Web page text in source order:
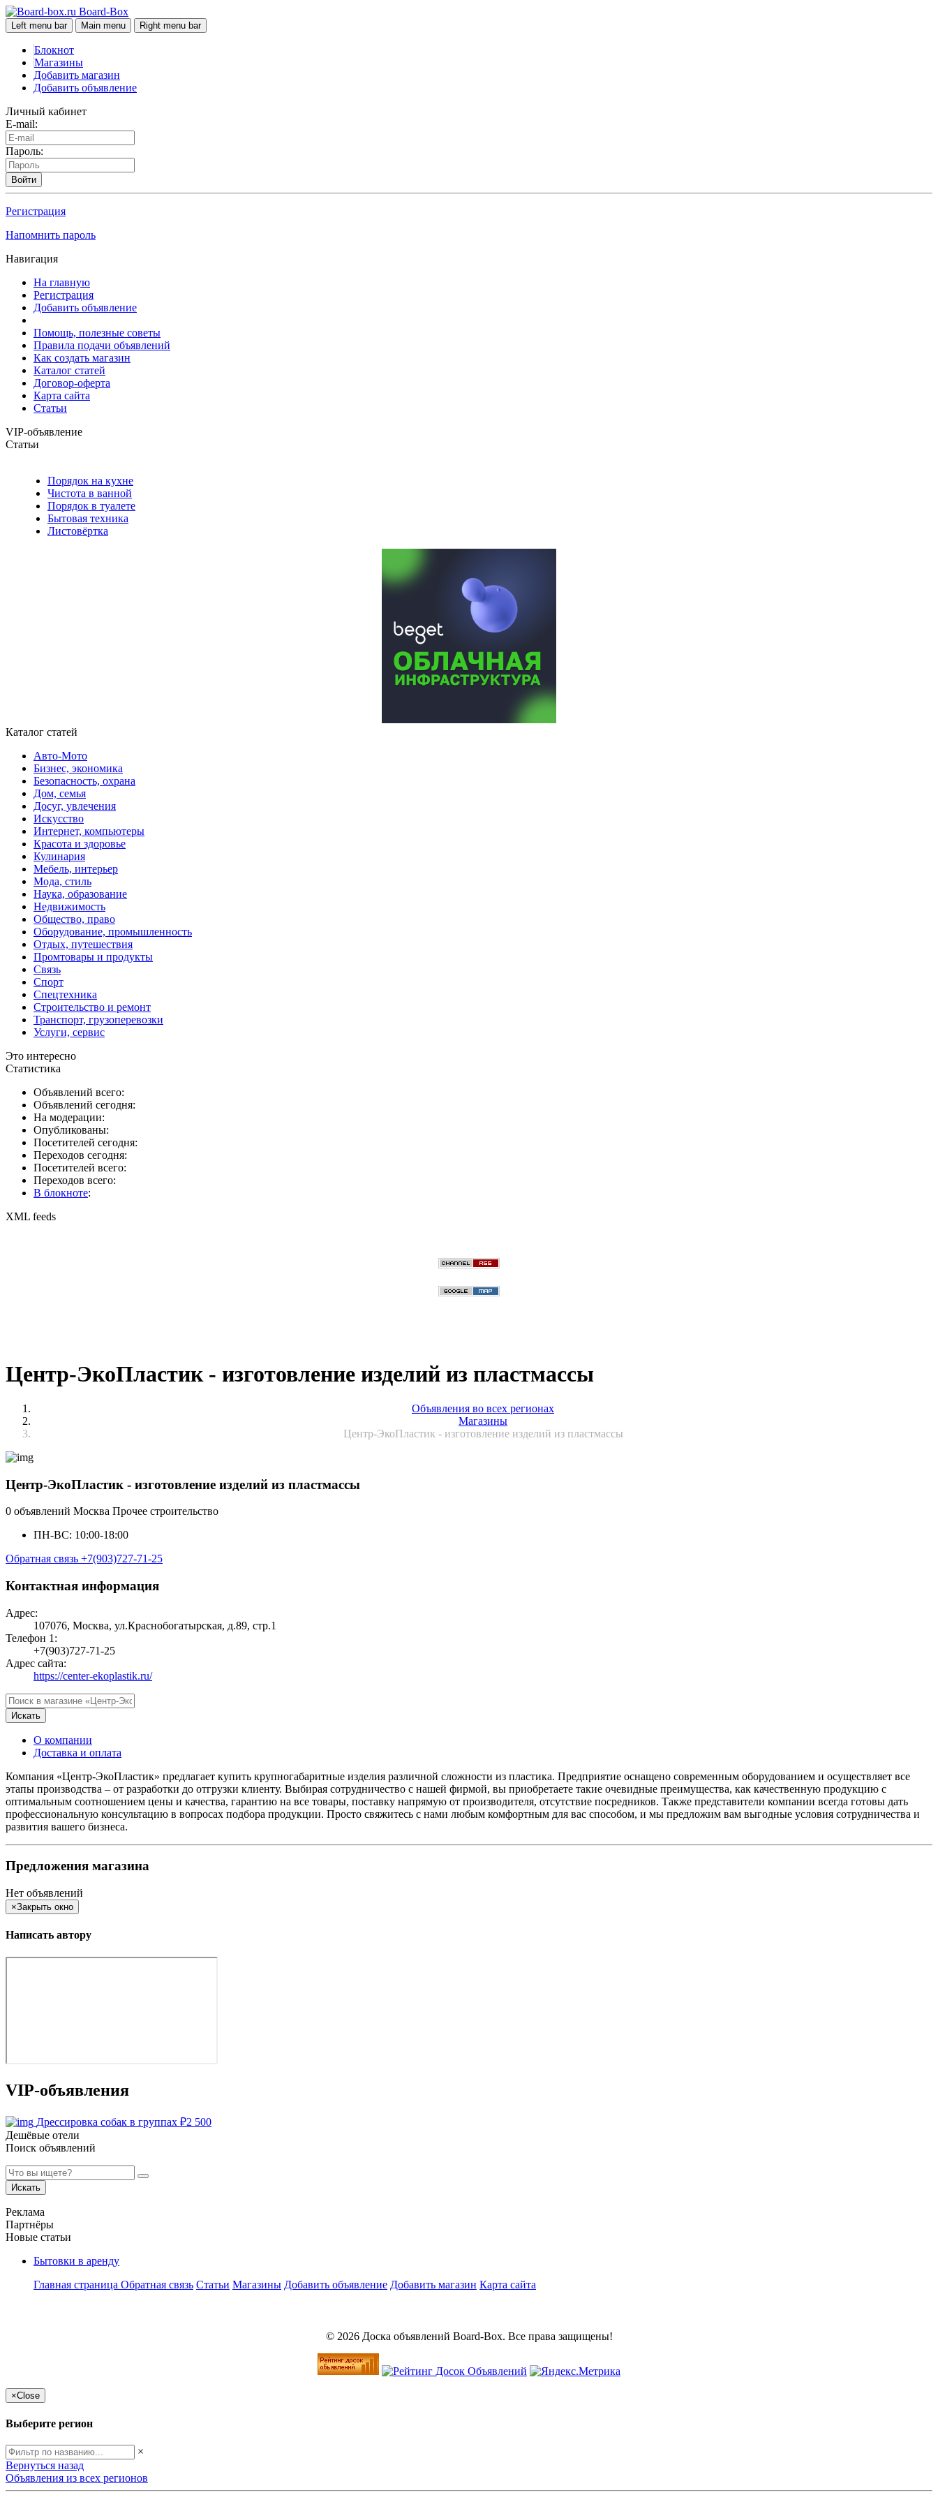
Board-Box
Left menu bar Main menu Right menu bar
Блокнот
Магазины
Добавить магазин
Добавить объявление
Личный кабинет
E-mail:
Пароль:
Войти
Регистрация
Напомнить пароль
Навигация
На главную
Регистрация
Добавить объявление
Помощь, полезные советы
Правила подачи объявлений
Как создать магазин
Каталог статей
Договор-оферта
Карта сайта
Статьи
VIP-объявление
Статьи
Порядок на кухне
Чистота в ванной
Порядок в туалете
Бытовая техника
Листовёртка
Каталог статей
Авто-Мото
Бизнес, экономика
Безопасность, охрана
Дом, семья
Досуг, увлечения
Искусство
Интернет, компьютеры
Красота и здоровье
Кулинария
Мебель, интерьер
Мода, стиль
Наука, образование
Недвижимость
Общество, право
Оборудование, промышленность
Отдых, путешествия
Промтовары и продукты
Связь
Спорт
Спецтехника
Строительство и ремонт
Транспорт, грузоперевозки
Услуги, сервис
Это интересно
Статистика
Объявлений всего:
Объявлений сегодня:
На модерации:
Опубликованы:
Посетителей сегодня:
Переходов сегодня:
Посетителей всего:
Переходов всего:
В блокноте:
XML feeds
Центр-ЭкоПластик - изготовление изделий из пластмассы
Объявления во всех регионах
Магазины
Центр-ЭкоПластик - изготовление изделий из пластмассы
Центр-ЭкоПластик - изготовление изделий из пластмассы
0 объявлений Москва Прочее строительство
ПН-ВС: 10:00-18:00
Обратная связь +7(903)727-71-25
Контактная информация
Адрес:
107076, Москва, ул.Краснобогатырская, д.89, стр.1
Телефон 1:
+7(903)727-71-25
Адрес сайта:
https://center-ekoplastik.ru/
Искать
О компании
Доставка и оплата
Компания «Центр-ЭкоПластик» предлагает купить крупногабаритные изделия различной сложности из пластика. Предприятие оснащено современным оборудованием и осуществляет все
этапы производства – от разработки до отгрузки клиенту. Выбирая сотрудничество с нашей фирмой, вы приобретаете такие очевидные преимущества, как качественную продукцию с
оптимальным соотношением цены и качества, гарантию на все товары, поставку напрямую от производителя, отсутствие посредников. Также представители компании всегда готовы дать
профессиональную консультацию в вопросах подбора продукции. Просто свяжитесь с нами любым комфортным для вас способом, и мы предложим вам выгодные условия сотрудничества и
развития вашего бизнеса.
Предложения магазина
Нет объявлений
×Закрыть окно
Написать автору
VIP-объявления
Дрессировка собак в группах ₽2 500
Дешёвые отели
Поиск объявлений
Искать
Реклама
Партнёры
Новые статьи
Бытовки в аренду
Главная страница Обратная связь Статьи Магазины Добавить объявление Добавить магазин Карта сайта
© 2026 Доска объявлений Board-Box. Все права защищены!
×Close
Выберите регион
×
Вернуться назад
Объявления из всех регионов